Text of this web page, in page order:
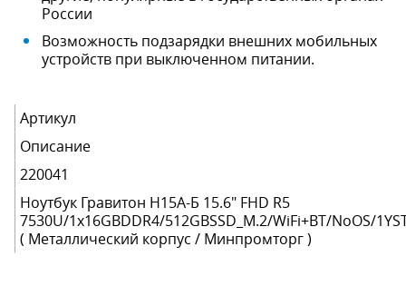
России
Возможность подзарядки внешних мобильных
устройств при выключенном питании.
Артикул
Описание
220041
Ноутбук Гравитон Н15А-Б 15.6" FHD R5
7530U/1x16GBDDR4/512GBSSD_M.2/WiFi+BT/NoOS/
( Металлический корпус / Минпромторг )